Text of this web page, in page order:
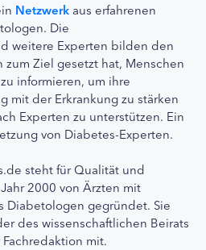
Netzwerk aus erfahrenen
Die
weitere Experten bilden den
zum Ziel gesetzt hat, Menschen
informieren, um ihre
mit der Erkrankung zu stärken
Experten zu unterstützen. Ein
von Diabetes-Experten.
steht für Qualität und
2000 von Ärzten mit
Diabetologen gegründet. Sie
des wissenschaftlichen Beirats
mit.